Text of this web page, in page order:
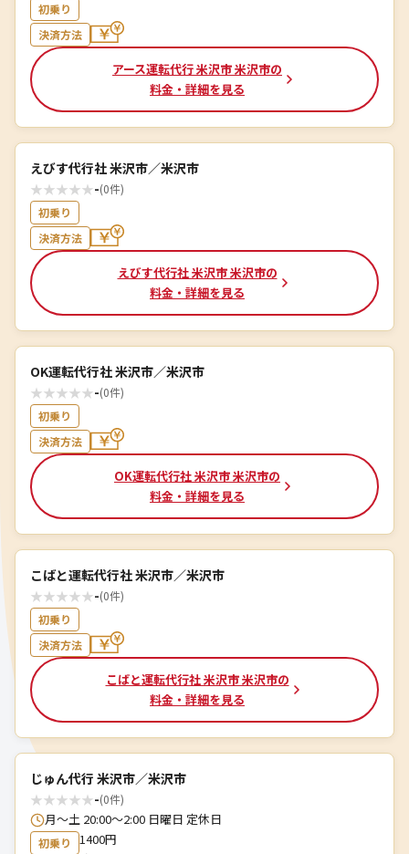
初乗り
決済方法
アース運転代行 米沢市 米沢市の
料金・詳細を見る
えびす代行社 米沢市／米沢市
★★★★★-(0件)
初乗り
決済方法
えびす代行社 米沢市 米沢市の
料金・詳細を見る
OK運転代行社 米沢市／米沢市
★★★★★-(0件)
初乗り
決済方法
OK運転代行社 米沢市 米沢市の
料金・詳細を見る
こばと運転代行社 米沢市／米沢市
★★★★★-(0件)
初乗り
決済方法
こばと運転代行社 米沢市 米沢市の
料金・詳細を見る
じゅん代行 米沢市／米沢市
★★★★★-(0件)
月〜土 20:00〜2:00 日曜日 定休日
初乗り
1400円